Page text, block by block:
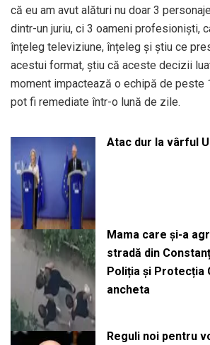
că eu am avut alături nu doar 3
dintr-un juriu, ci 3 oameni profesioniști,
înțeleg televiziune, înțeleg și știu ce
acestui format, știu că aceste decizii
moment impactează o echipă de peste
pot fi remediate într-o lună de zile.
Atac dur la vârful
Mama care și-a
stradă din
Poliția și Protecția
ancheta
Reguli noi pentru